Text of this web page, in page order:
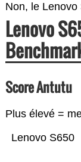
Non, le
Lenovo
Score Antutu
Plus élevé =
Lenovo S650